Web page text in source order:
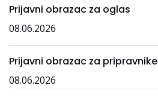
Prijavni obrazac za oglas
08.06.2026
Prijavni obrazac za pripravnike
08.06.2026